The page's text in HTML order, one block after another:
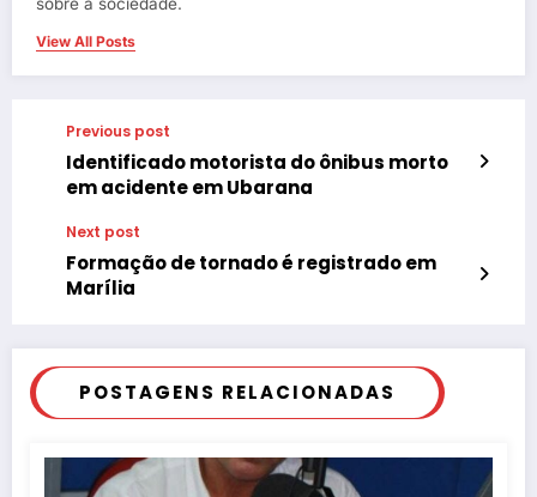
View All Posts
Previous post
Identificado motorista do ônibus morto
em acidente em Ubarana
Next post
Formação de tornado é registrado em
Marília
POSTAGENS RELACIONADAS